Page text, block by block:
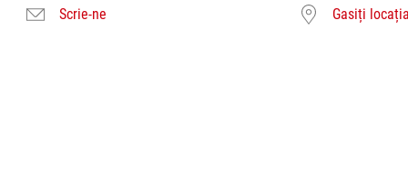
Scrie-ne Gasiți